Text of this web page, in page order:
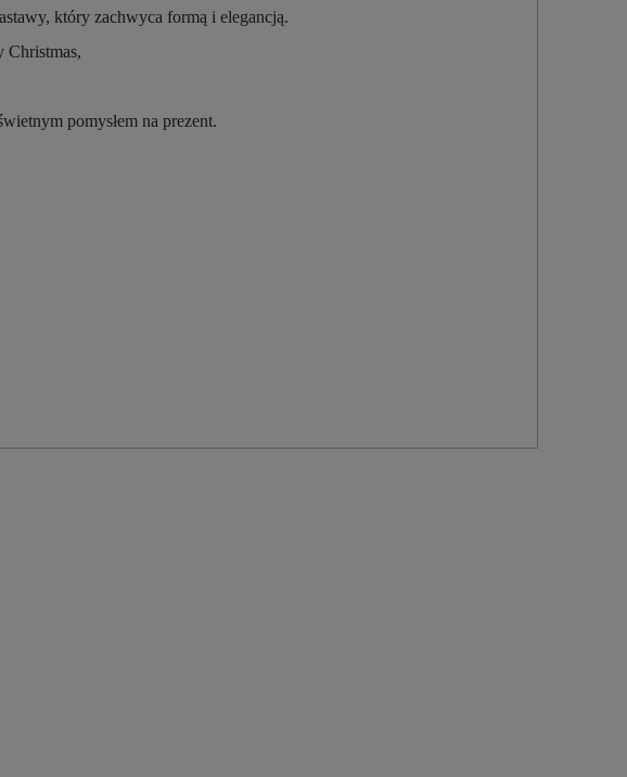
który zachwyca formą i elegancją.
Christmas,
pomysłem na prezent.